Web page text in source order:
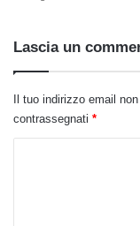
Lascia un
Il tuo indirizzo email
contrassegnati *